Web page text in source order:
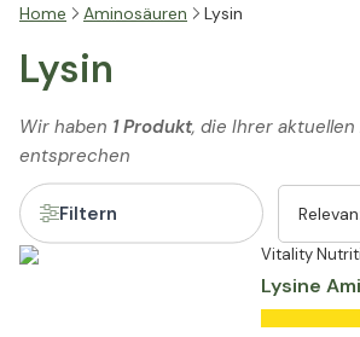
Home Aminosäuren Lysin
Lysin
Wir haben 1 Produkt, die Ihrer aktuellen
entsprechen
Filtern
Vitality
Lysine